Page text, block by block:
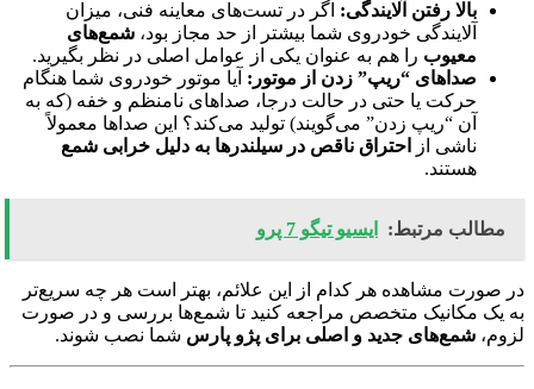
بالا رفتن آلایندگی: اگر در تست‌های معاینه فنی، میزان
آلایندگی خودروی شما بیشتر از حد مجاز بود، شمع‌های
معیوب را هم به عنوان یکی از عوامل اصلی در نظر بگیرید.
صداهای “ریپ” زدن از موتور: آیا موتور خودروی شما هنگام
حرکت یا حتی در حالت درجا، صداهای نامنظم و خفه (که به
آن “ریپ زدن” می‌گویند) تولید می‌کند؟ این صداها معمولاً
ناشی از
احتراق ناقص در سیلندرها به دلیل خرابی شمع
هستند.
مطالب مرتبط: ایسیو تیگو 7 پرو
در صورت مشاهده هر کدام از این علائم، بهتر است هر چه سریع‌تر
به یک مکانیک متخصص مراجعه کنید تا شمع‌ها بررسی و در صورت
لزوم، شمع‌های جدید و اصلی برای پژو پارس شما نصب شوند.